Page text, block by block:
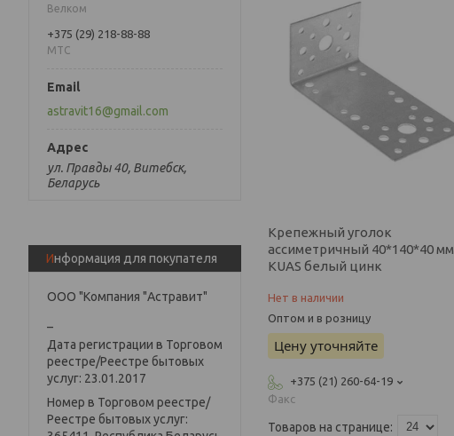
Велком
+375 (29) 218-88-88
МТС
astravit16@gmail.com
ул. Правды 40, Витебск,
Беларусь
Информация для покупателя
ООО "Компания "Астравит"
Дата регистрации в Торговом
реестре/Реестре бытовых
услуг: 23.01.2017
Номер в Торговом реестре/
Реестре бытовых услуг:
Крепежный уголок
ассиметричный 40*140*40 мм
KUAS белый цинк
Нет в наличии
Оптом и в розницу
Цену уточняйте
+375 (21) 260-64-19
Факс